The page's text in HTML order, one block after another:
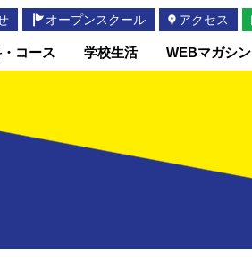
コース 学校生活 WEBマガシン
オープンスクール アクセス